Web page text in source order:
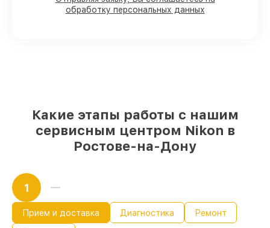
мастерской или на складе в Ростове-на-
обработку персональных данных
Какие этапы работы с нашим
сервисным центром Nikon в
Ростове-на-Дону
1
Прием и доставка Диагностика Ремонт